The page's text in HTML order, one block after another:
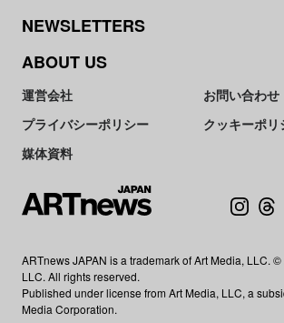
NEWSLETTERS
ABOUT US
運営会社
お問い合わせ
プライバシーポリシー
クッキーポリ
媒体資料
ARTnews JAPAN is a trademark of Art Media, LLC.
LLC. All rights reserved.
Published under license from Art Media, LLC, a
Media Corporation.